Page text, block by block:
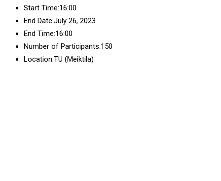
Start Time:16:00
End Date:July 26, 2023
End Time:16:00
Number of Participants:150
Location:TU (Meiktila)